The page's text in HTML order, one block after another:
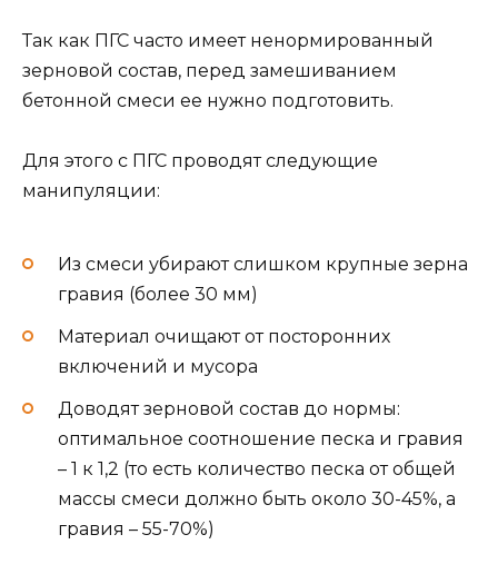
Так как ПГС часто имеет ненормированный
зерновой состав, перед замешиванием
бетонной смеси ее нужно подготовить.
Для этого с ПГС проводят следующие
манипуляции:
Из смеси убирают слишком крупные зерна
гравия (более 30 мм)
Материал очищают от посторонних
включений и мусора
Доводят зерновой состав до нормы:
оптимальное соотношение песка и гравия
– 1 к 1,2 (то есть количество песка от общей
массы смеси должно быть около 30-45%, а
гравия – 55-70%)